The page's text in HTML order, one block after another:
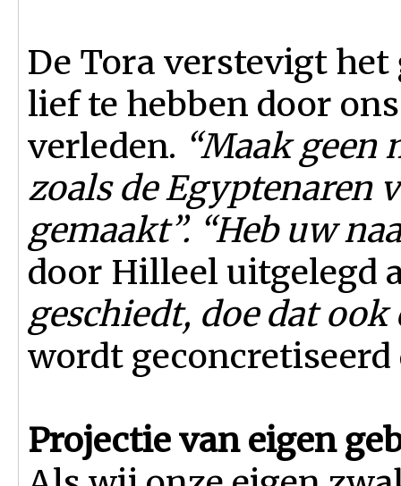
De Tora verstevigt
lief te hebben door
verleden. “Maak
zoals de Egyptenaren
gemaakt”. “Heb uw
door Hilleel uitgelegd
geschiedt, doe dat
wordt
Projectie van eigen